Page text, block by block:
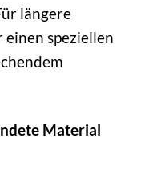
längere
speziellen
Material